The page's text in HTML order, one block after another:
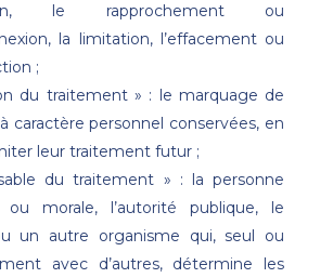
le rapprochement ou
la limitation, l’effacement ou
;
du traitement » : le marquage de
caractère personnel conservées, en
leur traitement futur ;
du traitement » : la personne
ou morale, l’autorité publique, le
un autre organisme qui, seul ou
avec d’autres, détermine les